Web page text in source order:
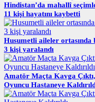
Hindistan’da mahallî
11 kişi hayatını kaybetti
Husumetli aileler ortasında
3 kişi yaralandı
Amatör Maçta Kavga
Oyuncu Hastaneye